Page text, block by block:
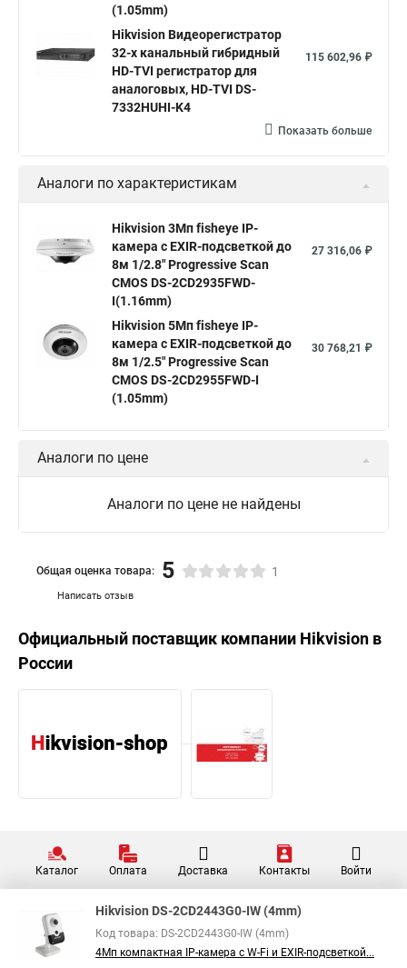
Hikvision 2cd2142fwd
Hikvision ds 2cd1148 hikvision ds 2cd1148 i b
hikvision ds 2cd2042wd i Видеокамера hikvision
Видеокамеры hikvision ds
Камера Hikvision ds 2ce16d8t
Видеокамера hikvision hiwatch
Камера Hikvision ds 2cd2442fwd
Уличная камера Hikvision ip camera
Hikvision поворотная камера Hikvision купольная
Нikvision микрофон Hikvision поворотная
Hikvision порты
(1.05mm)
Hikvision Видеорегистратор
32-х канальный гибридный
HD-TVI регистратор для
аналоговых, HD-TVI DS-
7332HUHI-K4
115 602,96 ₽
Показать больше
Аналоги по характеристикам
Hikvision 3Мп fisheye IP-
камера c EXIR-подсветкой до
8м 1/2.8" Progressive Scan
CMOS DS-2CD2935FWD-
I(1.16mm)
27 316,06 ₽
Hikvision 5Мп fisheye IP-
камера c EXIR-подсветкой до
8м 1/2.5" Progressive Scan
CMOS DS-2CD2955FWD-I
(1.05mm)
30 768,21 ₽
Аналоги по цене
Аналоги по цене не найдены
Написать отзыв
Общая оценка товара: 5 1
Официальный поставщик компании Hikvision в
России
Каталог Оплата Доставка Контакты Войти
Hikvision DS-2CD2443G0-IW (4mm)
Код товара: DS-2CD2443G0-IW (4mm)
4Мп компактная IP-камера с W-Fi и EXIR-подсветкой...